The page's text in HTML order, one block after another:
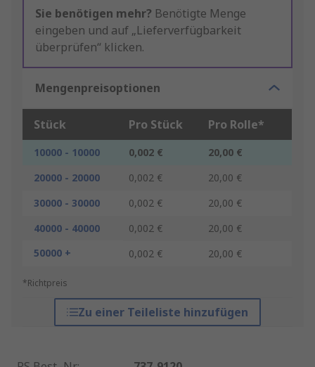
Sie benötigen mehr? Benötigte Menge
eingeben und auf „Lieferverfügbarkeit
überprüfen“ klicken.
Mengenpreisoptionen
Stück Pro Stück Pro Rolle*
10000 - 10000 0,002 €
20,00 €
20000 - 20000
0,002 €
20,00 €
30000 - 30000
0,002 €
20,00 €
40000 - 40000
0,002 €
20,00 €
50000 +
0,002 € 20,00 €
*Richtpreis
Zu einer Teileliste hinzufügen